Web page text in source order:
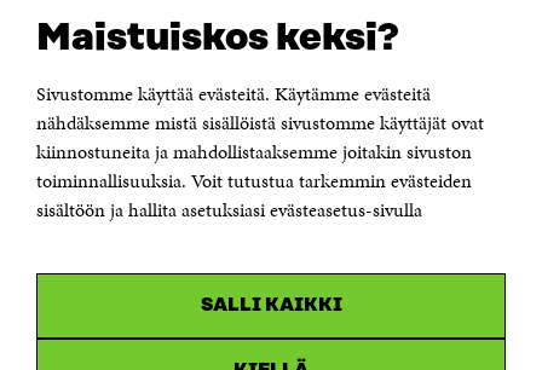
Maistuiskos keksi?
Sivustomme käyttää evästeitä. Käytämme evästeitä
nähdäksemme mistä sisällöistä sivustomme käyttäjät ovat
kiinnostuneita ja mahdollistaaksemme joitakin sivuston
toiminnallisuuksia. Voit tutustua tarkemmin evästeiden
sisältöön ja hallita asetuksiasi evästeasetus-sivulla
SALLI KAIKKI
The Finnish Innovation Fund Sitra
Itämerenkatu 11-13, PO Box 160,
Telephone +358 294 618 991
Telefax +358 9 645 072
Email firstname.lastname@sitra.fi sitra@sitra.fi
How to get to Sitra?
Business ID 0202132-3
in